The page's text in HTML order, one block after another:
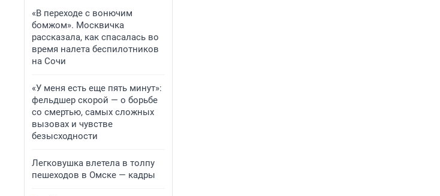
«В переходе с вонючим
бомжом». Москвичка
рассказала, как спасалась во
время налета беспилотников
на Сочи
«У меня есть еще пять минут»:
фельдшер скорой — о борьбе
со смертью, самых сложных
вызовах и чувстве
безысходности
Легковушка влетела в толпу
пешеходов в Омске — кадры